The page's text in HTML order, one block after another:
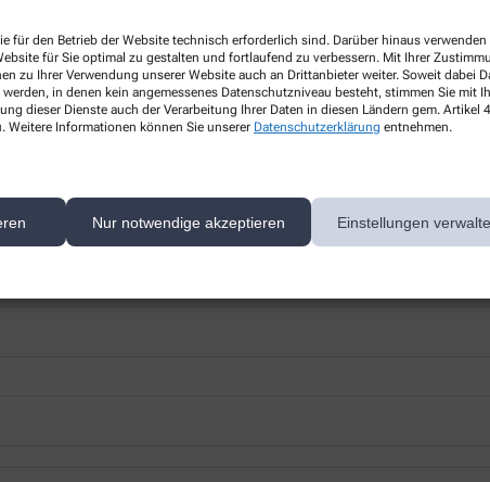
für den Betrieb der Website technisch erforderlich sind. Darüber hinaus verwenden
für Sie optimal zu gestalten und fortlaufend zu verbessern. Mit Ihrer
zu Ihrer Verwendung unserer Website auch an Drittanbieter weiter. Soweit dabei
in denen kein angemessenes Datenschutzniveau besteht, stimmen Sie mit
dieser Dienste auch der Verarbeitung Ihrer Daten in diesen Ländern gem. Artikel
Weitere Informationen können Sie unserer Datenschutzerklärung entnehmen.
Nur notwendige akzeptieren Einstellungen
der gesetzlichen Zuzahlung haben, können wir diese Info
Besuch bei uns in der Apotheke abholen.